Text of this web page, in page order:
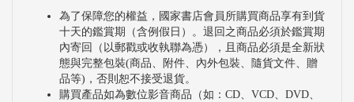
為了保障您的權益，國家書店會員所購買商品享有到貨
十天的鑑賞期（含例假日）。退回之商品必須於鑑賞期
內寄回（以郵戳或收執聯為憑），且商品必須是全新狀
態與完整包裝(商品、附件、內外包裝、隨貨文件、贈
品等)，否則恕不接受退貨。
購買產品如為數位影音商品（如：CD、VCD、DVD、